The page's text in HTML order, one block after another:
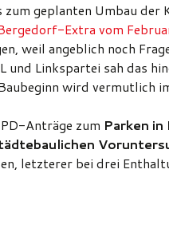
geplanten Umbau der
Extra vom
weil angeblich noch
und Linkspartei sah das
wird vermutlich
Anträge zum Parken
letzterer bei drei